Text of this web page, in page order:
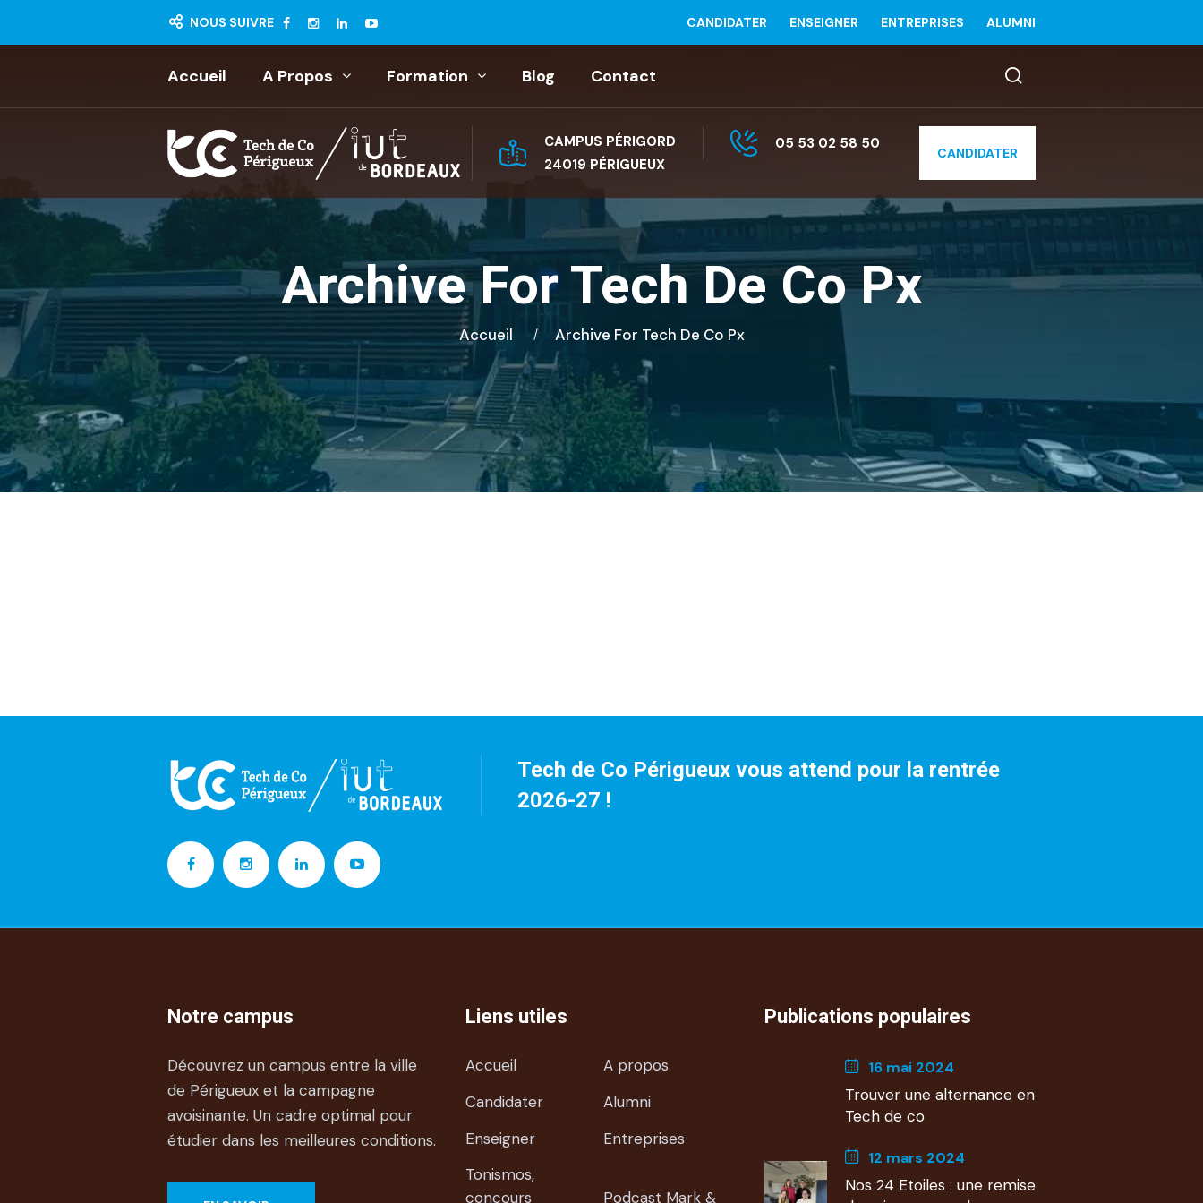
NOUS SUIVRE CANDIDATER ENSEIGNER ENTREPRISES ALUMNI
Accueil A Propos Formation Blog Contact
CAMPUS PÉRIGORD
24019 PÉRIGUEUX
05 53 02 58 50
CANDIDATER
Archive For Tech De Co Px
Accueil Archive For Tech De Co Px
Tech de Co Périgueux vous attend pour la rentrée
2026-27 !
Notre campus
Découvrez un campus entre la ville
de Périgueux et la campagne
avoisinante. Un cadre optimal pour
étudier dans les meilleures conditions.
Liens utiles
Accueil
A propos
Candidater
Alumni
Enseigner
Entreprises
Tonismos,
concours
Podcast Mark &
Publications populaires
16 mai 2024
Trouver une alternance en
Tech de co
12 mars 2024
Nos 24 Etoiles : une remise